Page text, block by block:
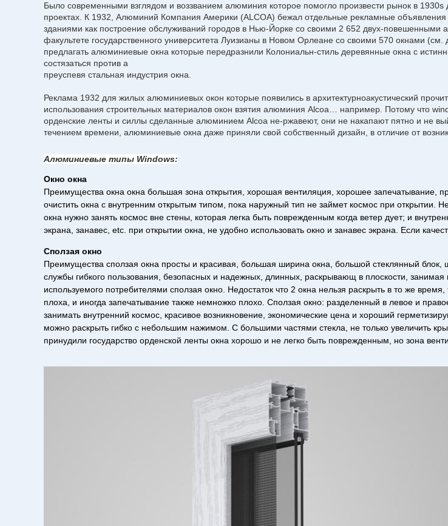
Было современными взглядом и воззванием алюминия которое помогло произвести рынок в
проектах. К 1932, Алюминий Компания Америки (ALCOA) бежал отдельные рекламные объявления
зданиями как построение обслуживаний городов в Нью-Йорке со своими 2 652 двух-
факультете государственного университета Луизианы в Новом Орлеане со своими 570 окнами
предлагать алюминиевые окна которые передразнили Колониальн-стиль деревянные окна с
состязаться против a
преуспевя стальная индустрия окна.
Реклама 1932 для жилых алюминиевых окон которые появились в архитектурноакустический
использования строительных материалов окон взятия алюминия Alcoa… например. Потому что
орденские ленты и силлы сделанные алюминием Alcoa не-ржавеют, они не накапают пятно и не
течением времени, алюминиевые окна даже приняли свой собственный дизайн, в отличие от
Алюминиевые типы Windows:
Окно окна
Преимущества окна окна большая зона открытия, хорошая вентиляция, хорошее запечатывание,
очистить окна с внутренним открытым типом, пока наружный тип не займет космос при
окна нужно занять космос вне стены, которая легка быть поврежденным когда ветер дует; и
экрана, занавес, etc. при открытии окна, не удобно использовать окно и занавес экрана. Если
Сползая окно
Преимущества сползая окна просты и красивая, большая ширина окна, большой стеклянный блок,
службы гибкого пользования, безопасных и надежных, длинных, раскрывающ в плоскости,
используемого потребителями сползая окно. Недостаток что 2 окна нельзя раскрыть в то же
плоха, и иногда запечатывание также немножко плохо. Сползая окно: разделенный в левое и
занимать внутренний космос, красивое возникновение, экономические цена и хороший
можно раскрыть гибко с небольшим нажимом. С большими частями стекла, не только увеличить
принудили государство орденской ленты окна хорошо и не легко быть поврежденным, но зона